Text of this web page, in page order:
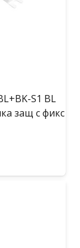
S1 BL
защ с фикс